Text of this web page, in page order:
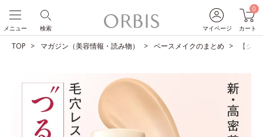
マイページ
0
カート
検索
メニュー
TOP マガジン（美容情報・読み物） ベースメイクのまとめ 【シ